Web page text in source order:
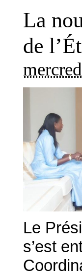
La
de
Le
s’est